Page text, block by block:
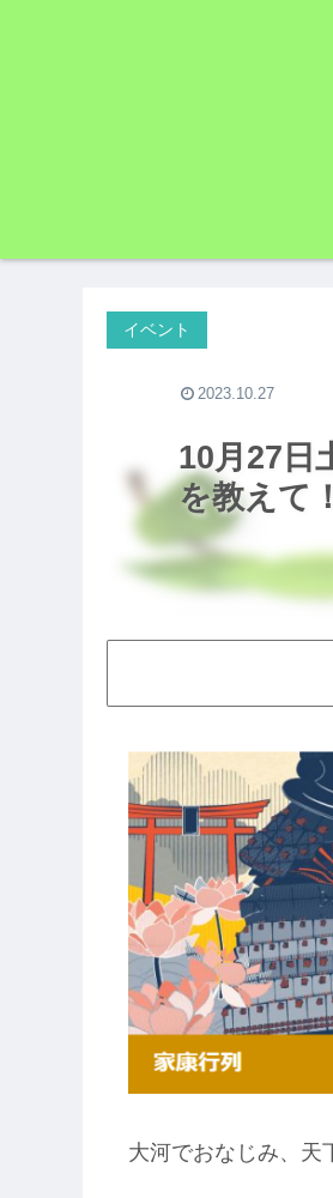
10月27日
を教えて！
イベント
2023.10.27
大河でおなじみ、天